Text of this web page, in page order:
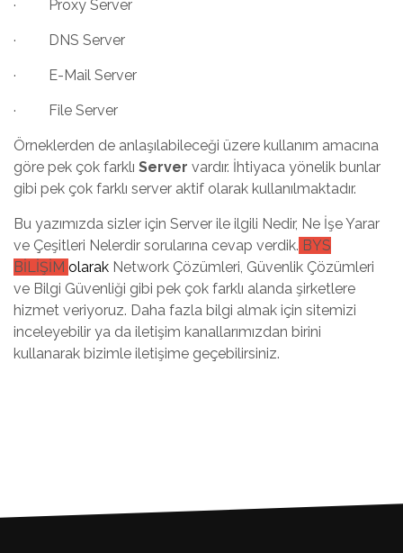
· Proxy Server
· DNS Server
· E-Mail Server
· File Server
Örneklerden de anlaşılabileceği üzere kullanım amacına
göre pek çok farklı Server vardır. İhtiyaca yönelik bunlar
gibi pek çok farklı server aktif olarak kullanılmaktadır.
Bu yazımızda sizler için Server ile ilgili Nedir, Ne İşe Yarar
ve Çeşitleri Nelerdir sorularına cevap verdik. BYS
BİLİŞİM olarak Network Çözümleri, Güvenlik Çözümleri
ve Bilgi Güvenliği gibi pek çok farklı alanda şirketlere
hizmet veriyoruz. Daha fazla bilgi almak için sitemizi
inceleyebilir ya da iletişim kanallarımızdan birini
kullanarak bizimle iletişime geçebilirsiniz.